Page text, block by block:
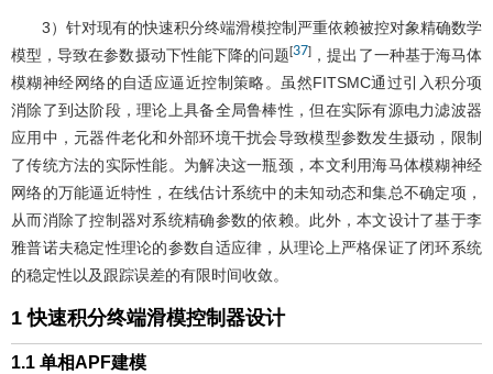
3）针对现有的快速积分终端滑模控制严重依赖被控对象精确数学
模型，导致在参数摄动下性能下降的问题[37] ，提出了一种基于海马体
模糊神经网络的自适应逼近控制策略。虽然FITSMC通过引入积分项
消除了到达阶段，理论上具备全局鲁棒性，但在实际有源电力滤波器
应用中，元器件老化和外部环境干扰会导致模型参数发生摄动，限制
了传统方法的实际性能。为解决这一瓶颈，本文利用海马体模糊神经
网络的万能逼近特性，在线估计系统中的未知动态和集总不确定项，
从而消除了控制器对系统精确参数的依赖。此外，本文设计了基于李
雅普诺夫稳定性理论的参数自适应律，从理论上严格保证了闭环系统
的稳定性以及跟踪误差的有限时间收敛。
1 快速积分终端滑模控制器设计
1.1 单相APF建模